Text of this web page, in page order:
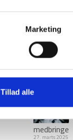
Marketing
Tillad alle
gå glip af
23. december 2025
klatrerute
medbringe
27. marts 2025